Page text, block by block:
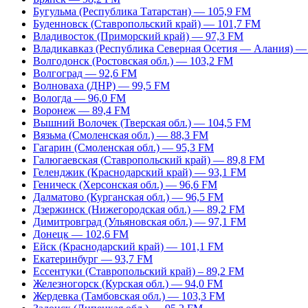
Бугульма (Республика Татарстан) — 105,9 FM
Буденновск (Ставропольский край) — 101,7 FM
Владивосток (Приморский край) — 97,3 FM
Владикавказ (Республика Северная Осетия — Алания)
Волгодонск (Ростовская обл.) — 103,2 FM
Волгоград — 92,6 FM
Волноваха (ДНР) — 99,5 FM
Вологда — 96,0 FM
Воронеж — 89,4 FM
Вышний Волочек (Тверская обл.) — 104,5 FM
Вязьма (Смоленская обл.) — 88,3 FM
Гагарин (Смоленская обл.) — 95,3 FM
Галюгаевская (Ставропольский край) — 89,8 FM
Геленджик (Краснодарский край) — 93,1 FM
Геническ (Херсонская обл.) — 96,6 FM
Далматово (Курганская обл.) — 96,5 FM
Дзержинск (Нижегородская обл.) — 89,2 FM
Димитровград (Ульяновская обл.) — 97,1 FM
Донецк — 102,6 FM
Ейск (Краснодарский край) — 101,1 FM
Екатеринбург — 93,7 FM
Ессентуки (Ставропольский край) – 89,2 FM
Железногорск (Курская обл.) — 94,0 FM
Жердевка (Тамбовская обл.) — 103,3 FM